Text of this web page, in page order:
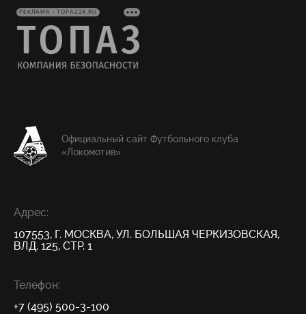
РЕКЛАМА • TOPAZ24.RU
Официальный сайт Футбольного клуба
«Локомотив»
Адрес:
107553, Г. МОСКВА, УЛ. БОЛЬШАЯ ЧЕРКИЗОВСКАЯ,
ВЛД. 125, СТР. 1
Телефон:
+7 (495) 500-3-100